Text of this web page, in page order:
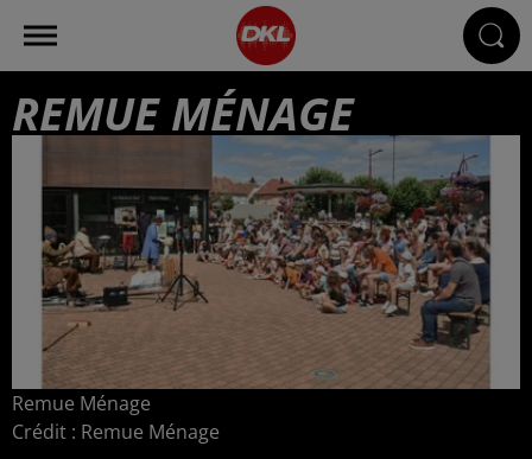
REMUE MÉNAGE
Remue Ménage
Crédit : Remue Ménage